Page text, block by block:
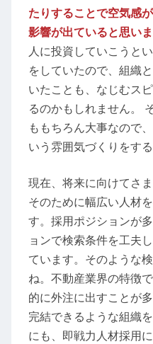
たりすることで空気感
影響が出ていると思いま
人に投資していこうと
をしていたので、組織
いたことも、なじむス
るのかもしれません。
ももちろん大事なので
いう雰囲気づくりをす
現在、将来に向けてさ
そのために幅広い人材
す。採用ポジションが
ョンで検索条件を工夫
ています。そのような
ね。不動産業界の特徴
的に外注に出すことが
完結できるような組織
にも、即戦力人材採用